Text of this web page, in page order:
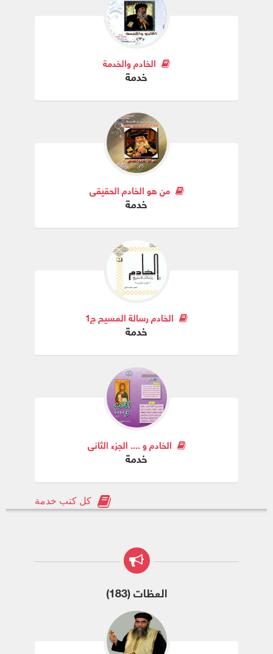
الخادم والخدمة
خدمة
من هو الخادم الحقيقي
خدمة
الخادم رسالة المسيح ج1
خدمة
الخادم و .... الجزء الثانى
خدمة
كل كتب خدمة
العظات (183)